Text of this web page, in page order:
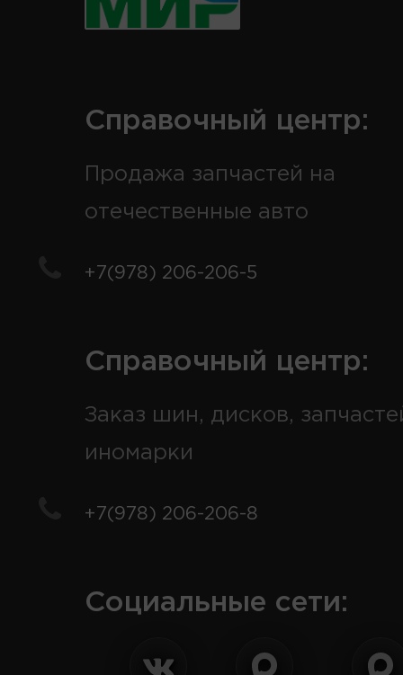
Справочный центр:
Продажа запчастей на
отечественные авто
+7(978) 206-206-5
Справочный центр:
Заказ шин, дисков,
иномарки
+7(978) 206-206-8
Социальные сети: